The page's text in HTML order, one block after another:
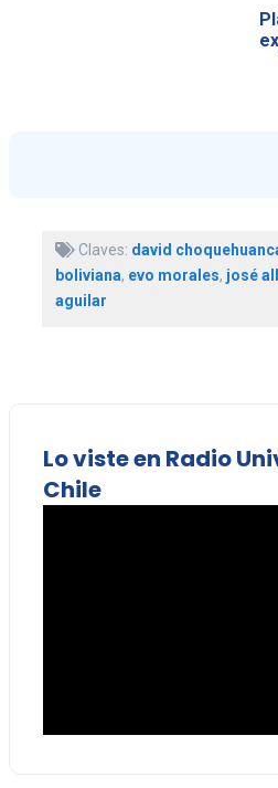
Claves: david
boliviana, evo morales, josé
aguilar
Lo viste en Radio
Chile